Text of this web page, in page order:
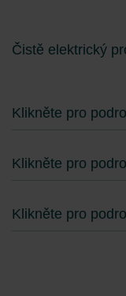
Čistě elektrický
Klikněte pro
Klikněte pro
Klikněte pro